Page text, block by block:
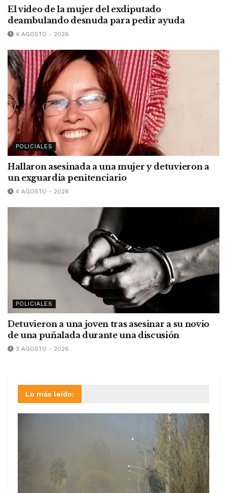
El video de la mujer del exdiputado
deambulando desnuda para pedir ayuda
4 AGOSTO - 2026
POLICIALES
Hallaron asesinada a una mujer y detuvieron a
un exguardia penitenciario
4 AGOSTO - 2026
POLICIALES
Detuvieron a una joven tras asesinar a su novio
de una puñalada durante una discusión
3 AGOSTO - 2026
Lo más leído: